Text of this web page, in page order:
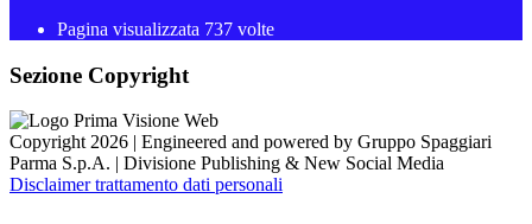
Pagina visualizzata 737 volte
Sezione Copyright
Copyright 2026 | Engineered and powered by Gruppo Spaggiari
Parma S.p.A. | Divisione Publishing & New Social Media
Disclaimer trattamento dati personali